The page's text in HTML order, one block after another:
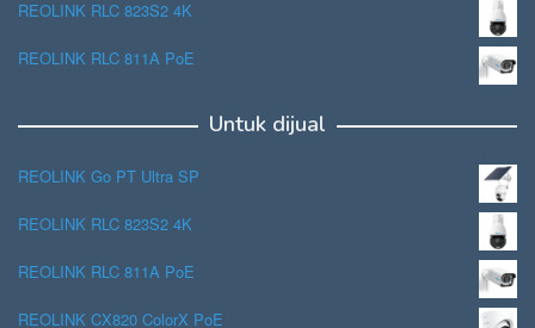
REOLINK RLC 823S2 4K
REOLINK RLC 811A PoE
Untuk dijual
REOLINK Go PT Ultra SP
REOLINK RLC 823S2 4K
REOLINK RLC 811A PoE
REOLINK CX820 ColorX PoE